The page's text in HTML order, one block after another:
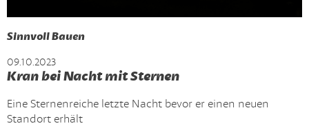
Sinnvoll Bauen
09.10.2023
Kran bei Nacht mit Sternen
Eine Sternenreiche letzte Nacht bevor er einen neuen
Standort erhält